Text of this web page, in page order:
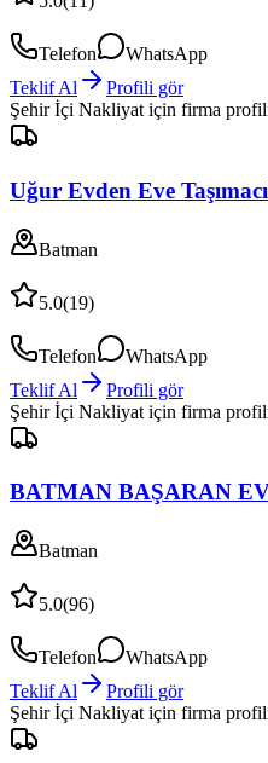
Telefon
WhatsApp
Teklif Al
Profili gör
Şehir İçi Nakliyat için firma
Uğur Evden Eve
Batman
5.0(19)
Telefon
WhatsApp
Teklif Al
Profili gör
Şehir İçi Nakliyat için firma
BATMAN BAŞARAN
Batman
5.0(96)
Telefon
WhatsApp
Teklif Al
Profili gör
Şehir İçi Nakliyat için firma